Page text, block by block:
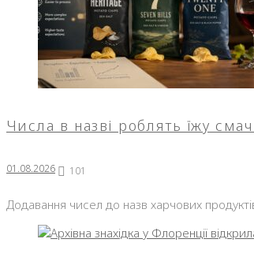
Числа в назві роблять їжу
01.08.2026 101
Додавання чисел до назв харчових